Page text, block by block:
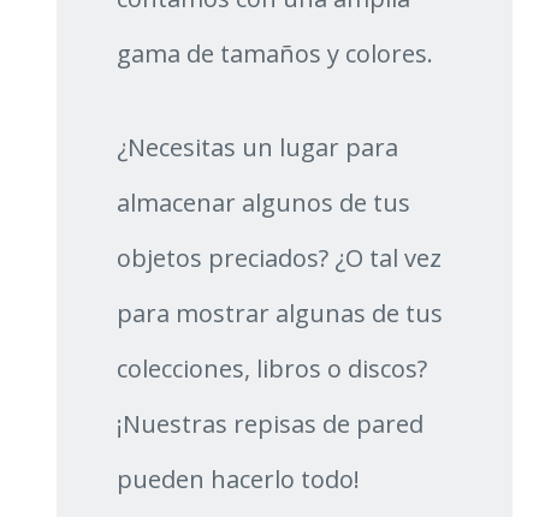
gama de tamaños y colores.
¿Necesitas un lugar para
almacenar algunos de tus
objetos preciados? ¿O tal vez
para mostrar algunas de tus
colecciones, libros o discos?
¡Nuestras repisas de pared
pueden hacerlo todo!